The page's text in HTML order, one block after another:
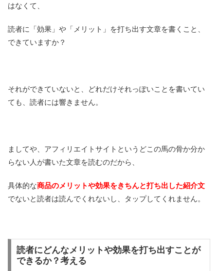
はなくて、
読者に「効果」や「メリット」を打ち出す文章を書くこと、
できていますか？
それができていないと、どれだけそれっぽいことを書いてい
ても、読者には響きません。
ましてや、アフィリエイトサイトというどこの馬の骨か分か
らない人が書いた文章を読むのだから、
具体的な商品のメリットや効果をきちんと打ち出した紹介文
でないと読者は読んでくれないし、タップしてくれません。
読者にどんなメリットや効果を打ち出すことが
できるか？考える